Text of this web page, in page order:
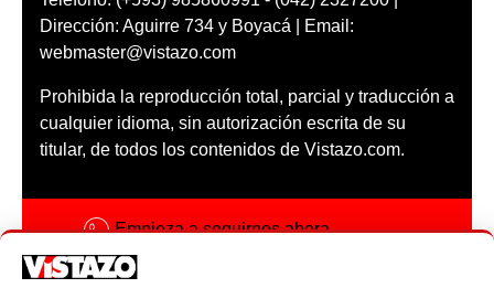
Dirección: Aguirre 734 y Boyacá | Email:
webmaster@vistazo.com
Prohibida la reproducción total, parcial y traducción a
cualquier idioma, sin autorización escrita de su
titular, de todos los contenidos de Vistazo.com.
Empieza a seguirnos ahora